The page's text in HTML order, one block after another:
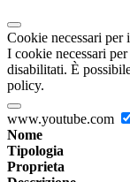
Cookie necessari per
I cookie necessari
disabilitati. È
policy.
www.youtube.com
Nome
Tipologia
Proprieta